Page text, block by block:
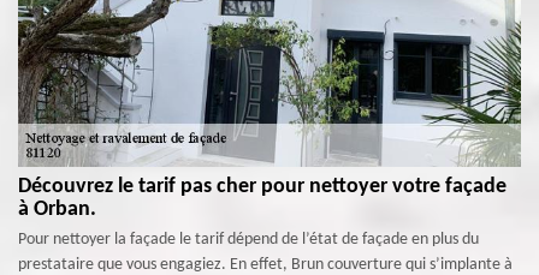
Découvrez le tarif pas cher pour nettoyer votre façade
à Orban.
Pour nettoyer la façade le tarif dépend de l’état de façade en plus du
prestataire que vous engagiez. En effet, Brun couverture qui s’implante à